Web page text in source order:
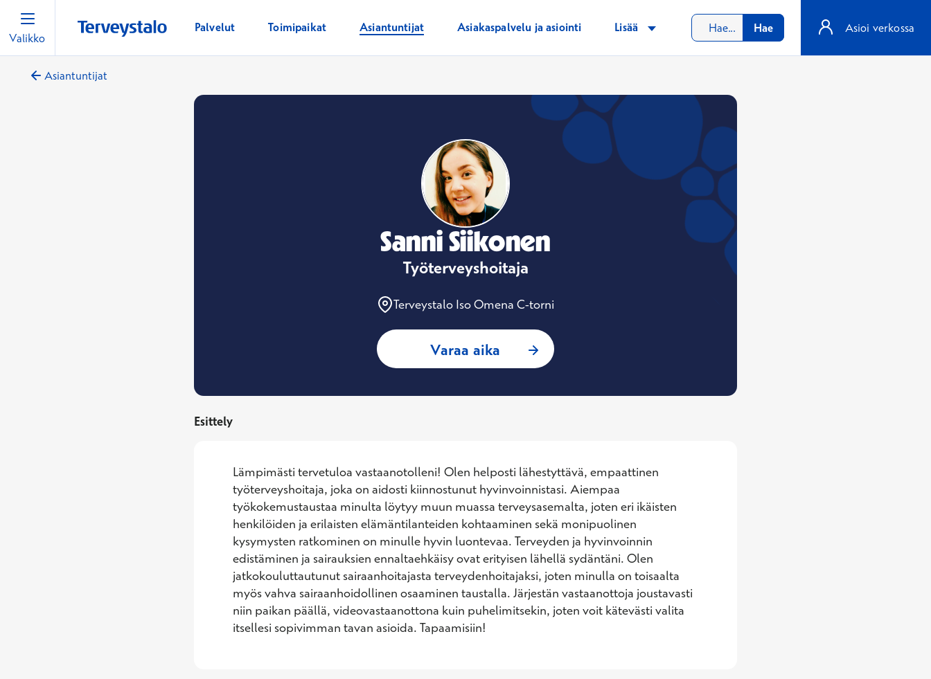
Valikko
Palvelut Toimipaikat Asiantuntijat Asiakaspalvelu ja asiointi Lisää Hae Asioi verkossa
Asiantuntijat
Sanni Siikonen
Työterveyshoitaja
Terveystalo Iso Omena C-torni
Varaa aika : Sanni Siikonen, Työterveyshoitaja
Esittely
Lämpimästi tervetuloa vastaanotolleni! Olen helposti lähestyttävä, empaattinen
työterveyshoitaja, joka on aidosti kiinnostunut hyvinvoinnistasi. Aiempaa
työkokemustaustaa minulta löytyy muun muassa terveysasemalta, joten eri ikäisten
henkilöiden ja erilaisten elämäntilanteiden kohtaaminen sekä monipuolinen
kysymysten ratkominen on minulle hyvin luontevaa. Terveyden ja hyvinvoinnin
edistäminen ja sairauksien ennaltaehkäisy ovat erityisen lähellä sydäntäni. Olen
jatkokouluttautunut sairaanhoitajasta terveydenhoitajaksi, joten minulla on toisaalta
myös vahva sairaanhoidollinen osaaminen taustalla. Järjestän vastaanottoja joustavasti
niin paikan päällä, videovastaanottona kuin puhelimitsekin, joten voit kätevästi valita
itsellesi sopivimman tavan asioida. Tapaamisiin!